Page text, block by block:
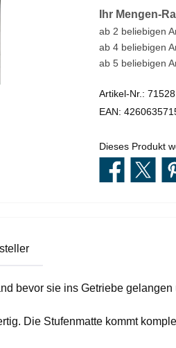
Ihr Mengen-
ab 2 beliebigen
ab 4 beliebigen
ab 5 beliebigen
Artikel-Nr.: 71528
EAN:
Dieses Produkt
bevor sie ins Getriebe
Die Stufenmatte kommt